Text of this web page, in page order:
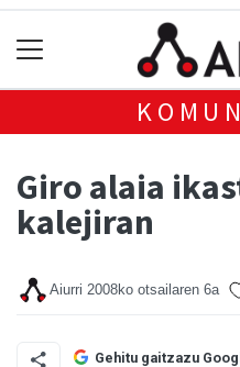
Giro alaia
kalejiran
Aiurri 2008ko otsailaren 6a
Gehitu gaitzazu